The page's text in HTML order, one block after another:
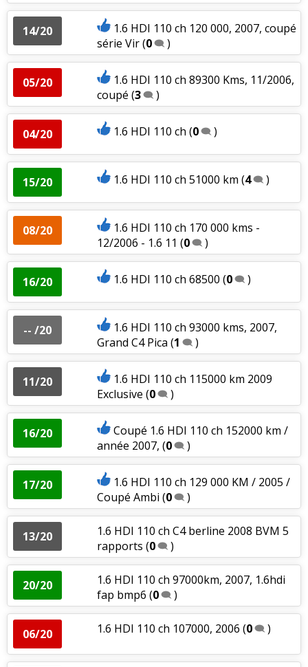
14/20
1.6 HDI 110 ch 120 000, 2007, coupé
série Vir(0 )
05/20
1.6 HDI 110 ch 89300 Kms, 11/2006,
coupé (3 )
04/20 1.6 HDI 110 ch (0 )
15/20 1.6 HDI 110 ch 51000 km (4 )
08/20
1.6 HDI 110 ch 170 000 kms -
12/2006 - 1.6 11 (0 )
16/20 1.6 HDI 110 ch 68500 (0 )
-- /20
1.6 HDI 110 ch 93000 kms, 2007,
Grand C4 Pica (1 )
11/20
1.6 HDI 110 ch 115000 km 2009
Exclusive (0 )
16/20
Coupé 1.6 HDI 110 ch 152000 km /
année 2007, (0 )
17/20
1.6 HDI 110 ch 129 000 KM / 2005 /
Coupé Ambi (0 )
13/20
1.6 HDI 110 ch C4 berline 2008 BVM 5
rapports (0 )
20/20
1.6 HDI 110 ch 97000km, 2007, 1.6hdi
fap bmp6 (0 )
06/20 1.6 HDI 110 ch 107000, 2006 (0 )